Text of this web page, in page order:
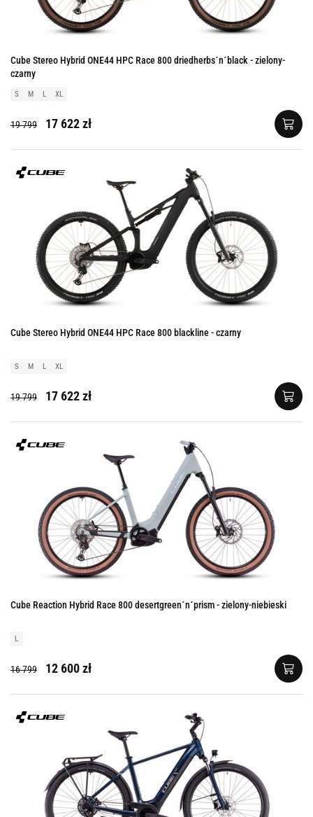
Cube Stereo Hybrid ONE44 HPC Race 800 driedherbs´n´black - zielony-
czarny
S M L XL
19 799 17 622 zł
Cube Stereo Hybrid ONE44 HPC Race 800 blackline - czarny
S M L XL
19 799 17 622 zł
Cube Reaction Hybrid Race 800 desertgreen´n´prism - zielony-niebieski
L
16 799 12 600 zł